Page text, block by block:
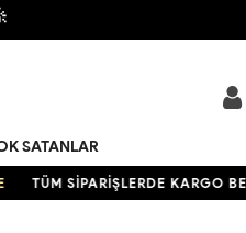
SATANLAR
SİPARİŞLERDE KARGO